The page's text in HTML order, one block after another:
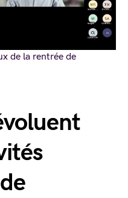
de la rentrée de